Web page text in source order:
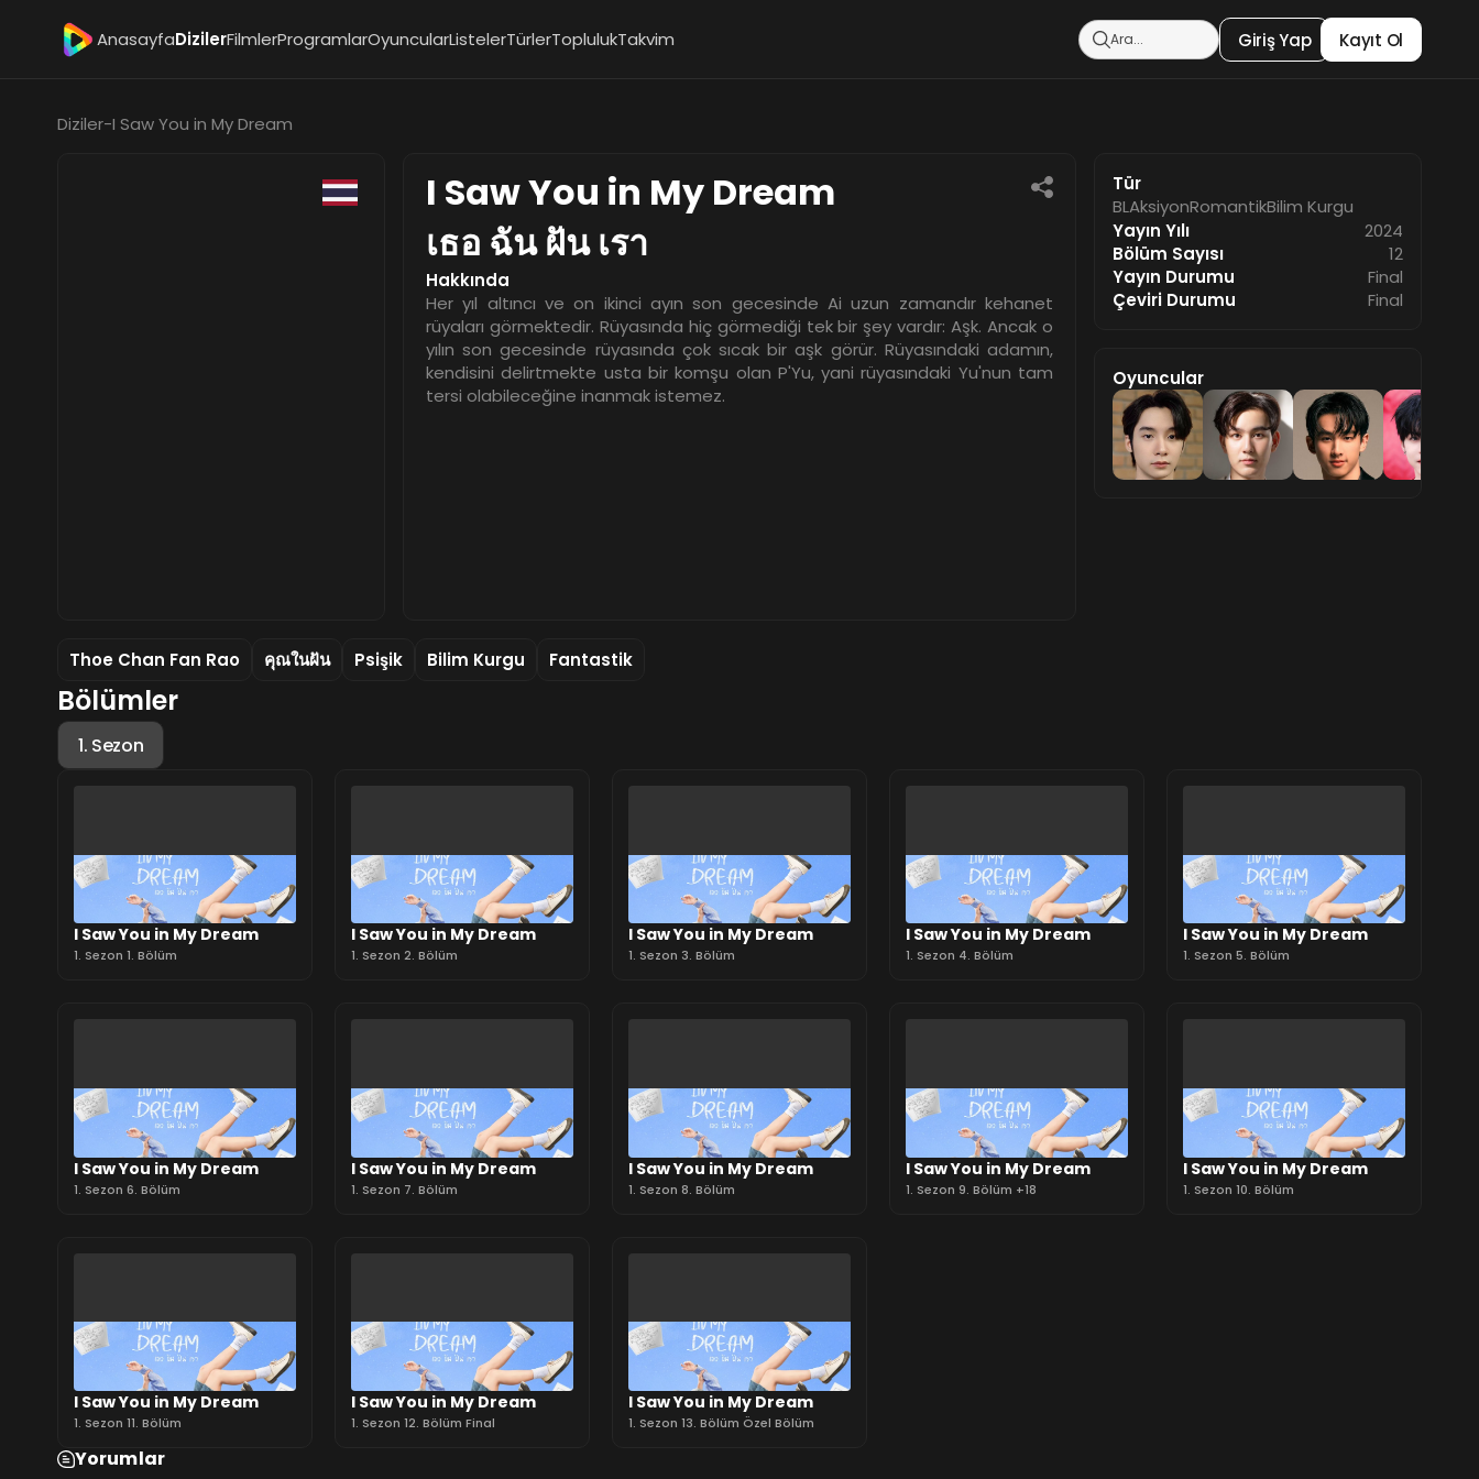
AnasayfaDizilerFilmlerProgramlarOyuncularListelerTürlerToplulukTakvim Giriş Yap Kayıt Ol
Diziler-I Saw You in My Dream
I Saw You in My Dream
เธอ ฉัน ฝัน เรา
Hakkında
Her yıl altıncı ve on ikinci ayın son gecesinde Ai uzun zamandır kehanet
rüyaları görmektedir. Rüyasında hiç görmediği tek bir şey vardır: Aşk. Ancak o
yılın son gecesinde rüyasında çok sıcak bir aşk görür. Rüyasındaki adamın,
kendisini delirtmekte usta bir komşu olan P'Yu, yani rüyasındaki Yu'nun tam
tersi olabileceğine inanmak istemez.
Tür
BLAksiyonRomantikBilim Kurgu
Yayın Yılı
2024
Bölüm Sayısı
12
Yayın Durumu
Final
Çeviri Durumu
Final
Oyuncular
Thoe Chan Fan Rao คุณในฝัน Psişik Bilim Kurgu Fantastik
Bölümler
1. Sezon
I Saw You in My Dream
1. Sezon 1. Bölüm
I Saw You in My Dream
1. Sezon 2. Bölüm
I Saw You in My Dream
1. Sezon 3. Bölüm
I Saw You in My Dream
1. Sezon 4. Bölüm
I Saw You in My Dream
1. Sezon 5. Bölüm
I Saw You in My Dream
1. Sezon 6. Bölüm
I Saw You in My Dream
1. Sezon 7. Bölüm
I Saw You in My Dream
1. Sezon 8. Bölüm
I Saw You in My Dream
1. Sezon 9. Bölüm +18
I Saw You in My Dream
1. Sezon 10. Bölüm
I Saw You in My Dream
1. Sezon 11. Bölüm
I Saw You in My Dream
1. Sezon 12. Bölüm Final
I Saw You in My Dream
1. Sezon 13. Bölüm Özel Bölüm
Yorumlar